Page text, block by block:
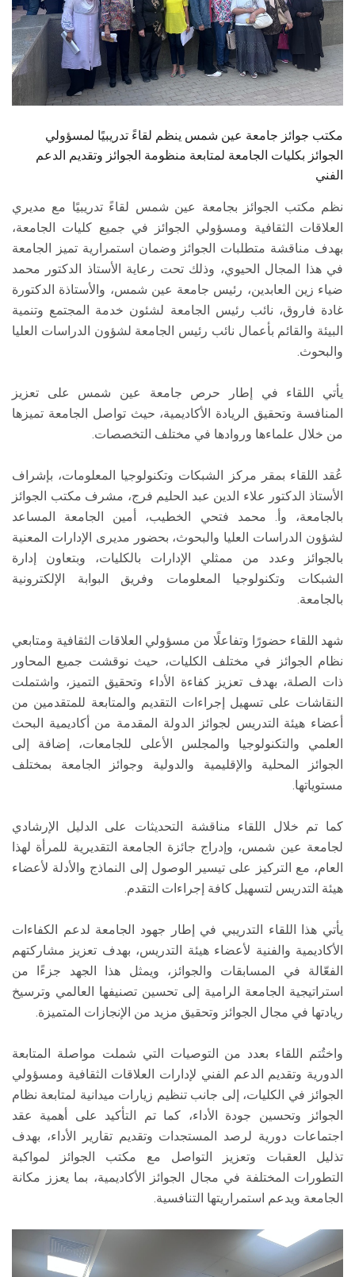
الموظفون
الزائـرون
مكتب جوائز جامعة عين شمس ينظم لقاءً تدريبيًا لمسؤولي
الجوائز بكليات الجامعة لمتابعة منظومة الجوائز وتقديم الدعم
الفني
نظم مكتب الجوائز بجامعة عين شمس لقاءً تدريبيًا مع مديري
العلاقات الثقافية ومسؤولي الجوائز في جميع كليات الجامعة،
بهدف مناقشة متطلبات الجوائز وضمان استمرارية تميز الجامعة
في هذا المجال الحيوي، وذلك تحت رعاية الأستاذ الدكتور محمد
ضياء زين العابدين، رئيس جامعة عين شمس، والأستاذة الدكتورة
غادة فاروق، نائب رئيس الجامعة لشئون خدمة المجتمع وتنمية
البيئة والقائم بأعمال نائب رئيس الجامعة لشؤون الدراسات العليا
والبحوث.
يأتي اللقاء في إطار حرص جامعة عين شمس على تعزيز
المنافسة وتحقيق الريادة الأكاديمية، حيث تواصل الجامعة تميزها
من خلال علماءها وروادها في مختلف التخصصات.
عُقد اللقاء بمقر مركز الشبكات وتكنولوجيا المعلومات، بإشراف
الأستاذ الدكتور علاء الدين عبد الحليم فرج، مشرف مكتب الجوائز
بالجامعة، وأ. محمد فتحي الخطيب، أمين الجامعة المساعد
لشؤون الدراسات العليا والبحوث، بحضور مديرى الإدارات المعنية
بالجوائز وعدد من ممثلي الإدارات بالكليات، وبتعاون إدارة
الشبكات وتكنولوجيا المعلومات وفريق البوابة الإلكترونية
بالجامعة.
شهد اللقاء حضورًا وتفاعلًا من مسؤولي العلاقات الثقافية ومتابعي
نظام الجوائز في مختلف الكليات، حيث نوقشت جميع المحاور
ذات الصلة، بهدف تعزيز كفاءة الأداء وتحقيق التميز، واشتملت
النقاشات على تسهيل إجراءات التقديم والمتابعة للمتقدمين من
أعضاء هيئة التدريس لجوائز الدولة المقدمة من أكاديمية البحث
العلمي والتكنولوجيا والمجلس الأعلى للجامعات، إضافة إلى
الجوائز المحلية والإقليمية والدولية وجوائز الجامعة بمختلف
مستوياتها.
كما تم خلال اللقاء مناقشة التحديثات على الدليل الإرشادي
لجامعة عين شمس، وإدراج جائزة الجامعة التقديرية للمرأة لهذا
العام، مع التركيز على تيسير الوصول إلى النماذج والأدلة لأعضاء
هيئة التدريس لتسهيل كافة إجراءات التقدم.
يأتي هذا اللقاء التدريبي في إطار جهود الجامعة لدعم الكفاءات
الأكاديمية والفنية لأعضاء هيئة التدريس، بهدف تعزيز مشاركتهم
الفعّالة في المسابقات والجوائز، ويمثل هذا الجهد جزءًا من
استراتيجية الجامعة الرامية إلى تحسين تصنيفها العالمي وترسيخ
ريادتها في مجال الجوائز وتحقيق مزيد من الإنجازات المتميزة.
واختُتم اللقاء بعدد من التوصيات التي شملت مواصلة المتابعة
الدورية وتقديم الدعم الفني لإدارات العلاقات الثقافية ومسؤولي
الجوائز في الكليات، إلى جانب تنظيم زيارات ميدانية لمتابعة نظام
الجوائز وتحسين جودة الأداء، كما تم التأكيد على أهمية عقد
اجتماعات دورية لرصد المستجدات وتقديم تقارير الأداء، بهدف
تذليل العقبات وتعزيز التواصل مع مكتب الجوائز لمواكبة
التطورات المختلفة في مجال الجوائز الأكاديمية، بما يعزز مكانة
الجامعة ويدعم استمراريتها التنافسية.